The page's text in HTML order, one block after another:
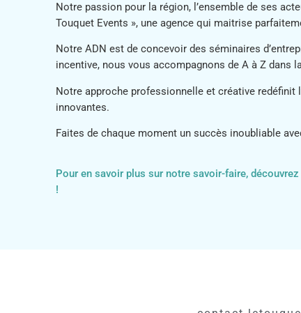
Notre passion pour la région, l’ensemble de ses
Touquet Events », une agence qui maitrise
Notre ADN est de concevoir des séminaires
incentive, nous vous accompagnons de A à Z dans
Notre approche professionnelle et créative redéfinit
innovantes.
Faites de chaque moment un succès inoubliable
Pour en savoir plus sur notre savoir-faire, découvrez
!